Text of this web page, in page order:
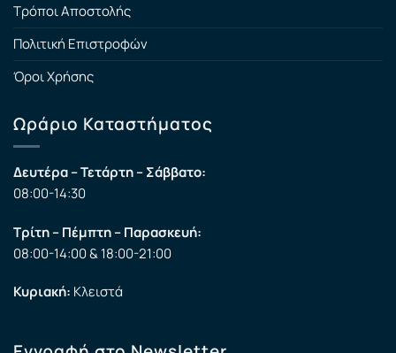
Τρόποι Αποστολής
Πολιτική Επιστροφών
Όροι Χρήσης
Ωράριο Καταστήματος
Δευτέρα – Τετάρτη – Σάββατο:
08:00-14:30
Τρίτη – Πέμπτη – Παρασκευή:
08:00-14:00 & 18:00-21:00
Κυριακή: Κλειστά